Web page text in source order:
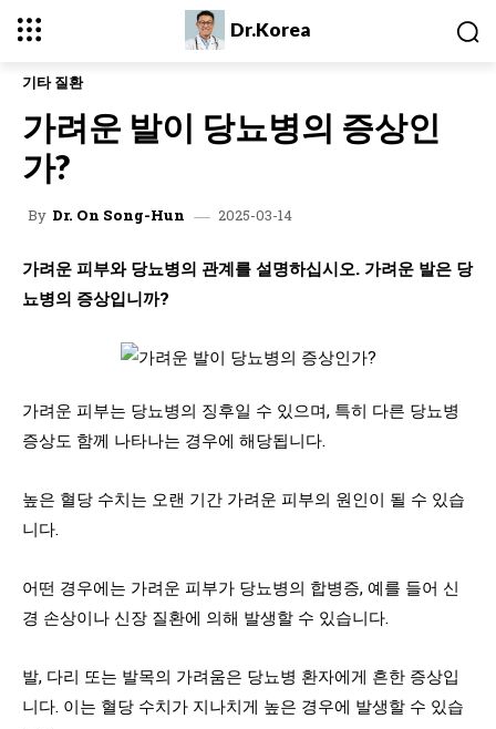
Dr.Korea
기타 질환
가려운 발이 당뇨병의 증상인
가?
By Dr. On Song-Hun 2025-03-14
가려운 피부와 당뇨병의 관계를 설명하십시오. 가려운 발은 당
뇨병의 증상입니까?
가려운 피부는 당뇨병의 징후일 수 있으며, 특히 다른 당뇨병
증상도 함께 나타나는 경우에 해당됩니다.
높은 혈당 수치는 오랜 기간 가려운 피부의 원인이 될 수 있습
니다.
어떤 경우에는 가려운 피부가 당뇨병의 합병증, 예를 들어 신
경 손상이나 신장 질환에 의해 발생할 수 있습니다.
발, 다리 또는 발목의 가려움은 당뇨병 환자에게 흔한 증상입
니다. 이는 혈당 수치가 지나치게 높은 경우에 발생할 수 있습